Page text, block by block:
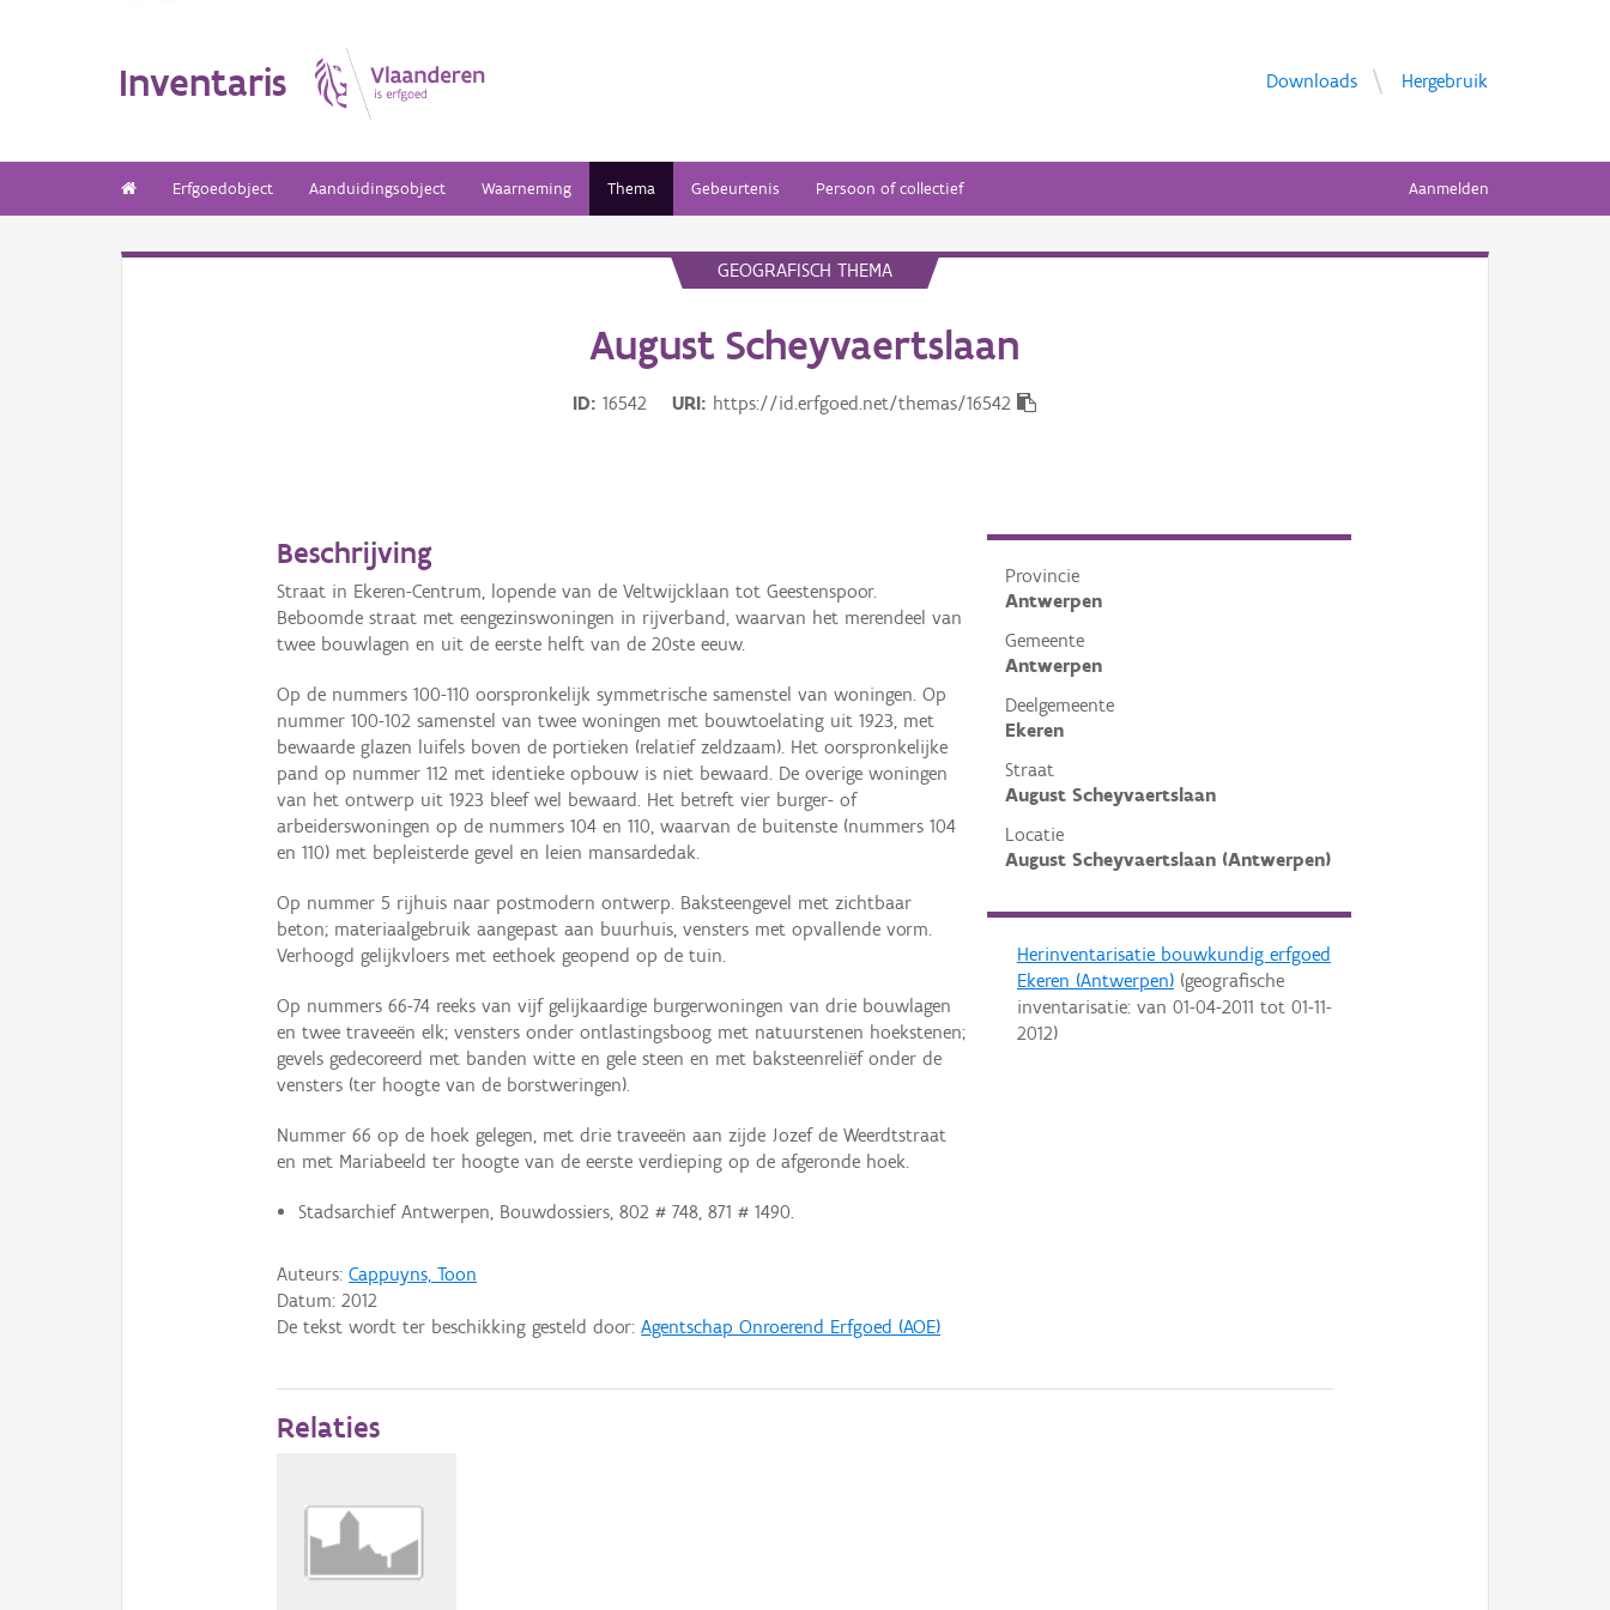
Inventaris Downloads Hergebruik
Erfgoedobject Aanduidingsobject Waarneming Thema Gebeurtenis Persoon of collectief Aanmelden
GEOGRAFISCH THEMA
August Scheyvaertslaan
ID 16542 URI https://id.erfgoed.net/themas/16542
Provincie
Antwerpen
Gemeente
Antwerpen
Deelgemeente
Ekeren
Straat
August Scheyvaertslaan
Locatie
August Scheyvaertslaan (Antwerpen)
Herinventarisatie bouwkundig erfgoed
Ekeren (Antwerpen)(geografische
inventarisatie: van 01-04-2011 tot 01-11-
2012)
Beschrijving
Straat in Ekeren-Centrum, lopende van de Veltwijcklaan tot Geestenspoor.
Beboomde straat met eengezinswoningen in rijverband, waarvan het merendeel van
twee bouwlagen en uit de eerste helft van de 20ste eeuw.
Op de nummers 100-110 oorspronkelijk symmetrische samenstel van woningen. Op
nummer 100-102 samenstel van twee woningen met bouwtoelating uit 1923, met
bewaarde glazen luifels boven de portieken (relatief zeldzaam). Het oorspronkelijke
pand op nummer 112 met identieke opbouw is niet bewaard. De overige woningen
van het ontwerp uit 1923 bleef wel bewaard. Het betreft vier burger- of
arbeiderswoningen op de nummers 104 en 110, waarvan de buitenste (nummers 104
en 110) met bepleisterde gevel en leien mansardedak.
Op nummer 5 rijhuis naar postmodern ontwerp. Baksteengevel met zichtbaar
beton; materiaalgebruik aangepast aan buurhuis, vensters met opvallende vorm.
Verhoogd gelijkvloers met eethoek geopend op de tuin.
Op nummers 66-74 reeks van vijf gelijkaardige burgerwoningen van drie bouwlagen
en twee traveeën elk; vensters onder ontlastingsboog met natuurstenen hoekstenen;
gevels gedecoreerd met banden witte en gele steen en met baksteenreliëf onder de
vensters (ter hoogte van de borstweringen).
Nummer 66 op de hoek gelegen, met drie traveeën aan zijde Jozef de Weerdtstraat
en met Mariabeeld ter hoogte van de eerste verdieping op de afgeronde hoek.
Stadsarchief Antwerpen, Bouwdossiers, 802 # 748, 871 # 1490.
Auteurs:Cappuyns, Toon
Datum:2012
De tekst wordt ter beschikking gesteld door:Agentschap Onroerend Erfgoed (AOE)
Relaties